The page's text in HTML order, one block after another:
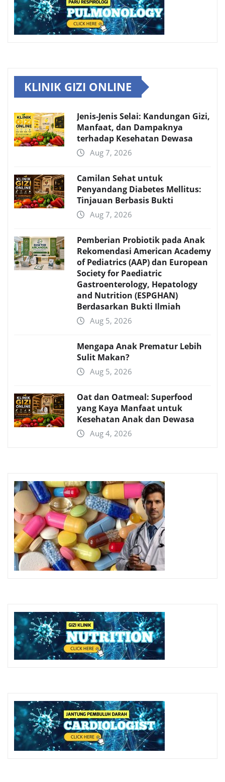
KLINIK GIZI ONLINE
Jenis-Jenis Selai: Kandungan Gizi,
Manfaat, dan Dampaknya
terhadap Kesehatan Dewasa
Aug 7, 2026
Camilan Sehat untuk
Penyandang Diabetes Mellitus:
Tinjauan Berbasis Bukti
Aug 7, 2026
Pemberian Probiotik pada Anak
Rekomendasi American Academy
of Pediatrics (AAP) dan European
Society for Paediatric
Gastroenterology, Hepatology
and Nutrition (ESPGHAN)
Berdasarkan Bukti Ilmiah
Aug 5, 2026
Mengapa Anak Prematur Lebih
Sulit Makan?
Aug 5, 2026
Oat dan Oatmeal: Superfood
yang Kaya Manfaat untuk
Kesehatan Anak dan Dewasa
Aug 4, 2026